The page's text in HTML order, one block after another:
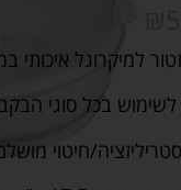
למיקרוגל איכותי
בכל סוגי
חיטוי